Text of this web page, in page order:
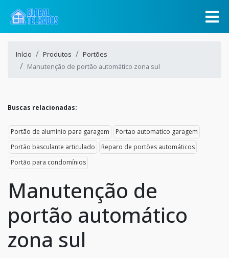
Início Produtos
Portões
Manutenção de portão automático zona sul
Buscas relacionadas:
Portão de alumínio para garagem
Portao automatico garagem
Portão basculante articulado
Reparo de portões automáticos
Portão para condomínios
Manutenção de
portão automático
zona sul